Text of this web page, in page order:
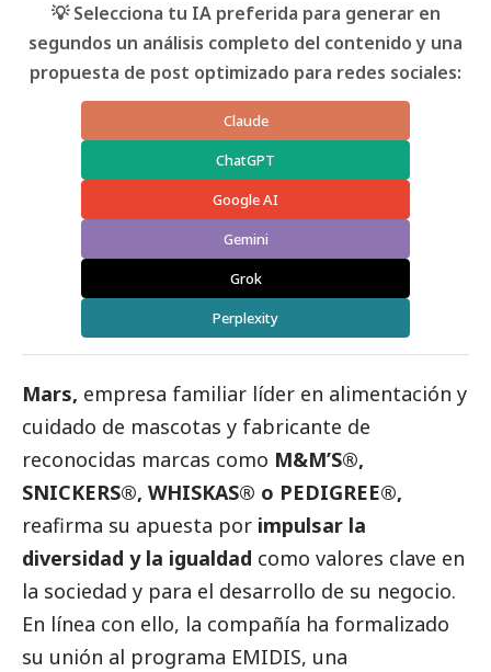
💡 Selecciona tu IA preferida para generar en
segundos un análisis completo del contenido y una
propuesta de post optimizado para redes sociales:
Claude
ChatGPT
Google AI
Gemini
Grok
Perplexity
Mars, empresa familiar líder en alimentación y
cuidado de mascotas y fabricante de
reconocidas marcas como M&M’S®,
SNICKERS®, WHISKAS® o PEDIGREE®,
reafirma su apuesta por impulsar la
diversidad y la igualdad como valores clave en
la sociedad y para el desarrollo de su negocio.
En línea con ello, la compañía ha formalizado
su unión al programa EMIDIS, una